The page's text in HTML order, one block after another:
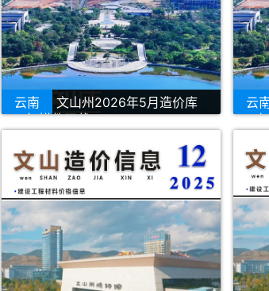
云南
文山州2026年5月造价库
PDF扫描件下载
云
PDF